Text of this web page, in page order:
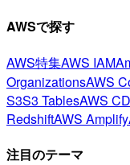
AWSで探す
AWS特集AWS IAM
OrganizationsAWS
S3S3 TablesAWS
RedshiftAWS Amplify
注目のテーマ